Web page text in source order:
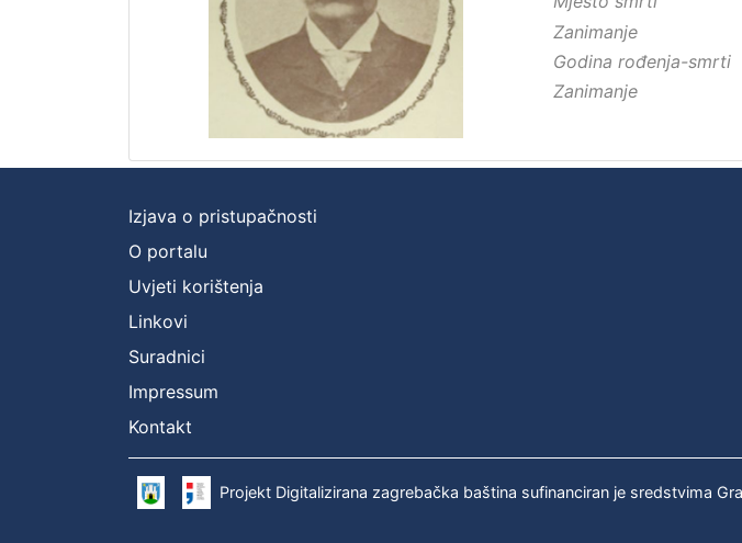
Zanimanje
Godina rođenja-smrti
Zanimanje
Izjava o pristupačnosti
O portalu
Uvjeti korištenja
Linkovi
Suradnici
Impressum
Kontakt
Projekt Digitalizirana zagrebačka baština sufinanciran je sredstvima